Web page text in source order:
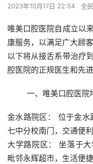
2023年10月17日 22:54 全
唯美口腔医院自成立以
康服务，以满足广大顾
以下将从接舌系带治疗
腔医院的正规医生和先
一、唯美口腔医院
金水路院区： 位于金
七中分校南门，交通便利
大学路院区： 坐落于
毗邻永辉超市，生活便捷